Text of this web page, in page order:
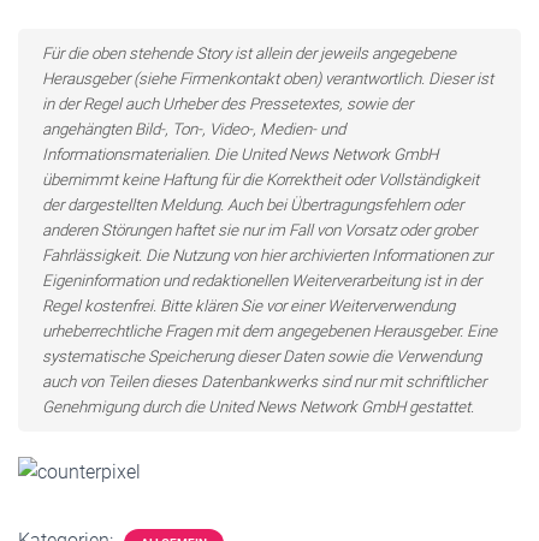
Für die oben stehende Story ist allein der jeweils angegebene
Herausgeber (siehe Firmenkontakt oben) verantwortlich. Dieser ist
in der Regel auch Urheber des Pressetextes, sowie der
angehängten Bild-, Ton-, Video-, Medien- und
Informationsmaterialien. Die United News Network GmbH
übernimmt keine Haftung für die Korrektheit oder Vollständigkeit
der dargestellten Meldung. Auch bei Übertragungsfehlern oder
anderen Störungen haftet sie nur im Fall von Vorsatz oder grober
Fahrlässigkeit. Die Nutzung von hier archivierten Informationen zur
Eigeninformation und redaktionellen Weiterverarbeitung ist in der
Regel kostenfrei. Bitte klären Sie vor einer Weiterverwendung
urheberrechtliche Fragen mit dem angegebenen Herausgeber. Eine
systematische Speicherung dieser Daten sowie die Verwendung
auch von Teilen dieses Datenbankwerks sind nur mit schriftlicher
Genehmigung durch die United News Network GmbH gestattet.